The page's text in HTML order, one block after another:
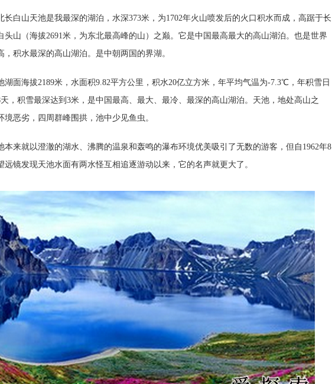
山天池是我最深的湖泊，水深373米，为1702年火山喷发后的火口积水而成，高踞于长
头山（海拔2691米，为东北最高峰的山）之巅。它是中国最高最大的高山湖泊。也是世界
，积水最深的高山湖泊。是中朝两国的界湖。
海拔2189米，水面积9.82平方公里，积水20亿立方米，年平均气温为-7.3℃，年积雪日
，积雪最深达到3米，是中国最高、最大、最冷、最深的高山湖泊。天池，地处高山之
境恶劣，四周群峰围拱，池中少见鱼虫。
就以澄澈的湖水、沸腾的温泉和轰鸣的瀑布环境优美吸引了无数的游客，但自1962年8
远镜发现天池水面有两水怪互相追逐游动以来，它的名声就更大了。